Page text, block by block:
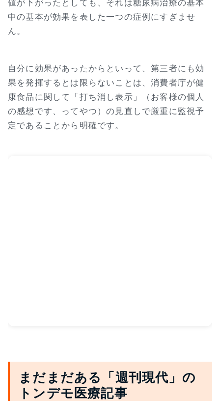
値が下がったとしても、それは糖尿病治療の基本
中の基本が効果を表した一つの症例にすぎませ
ん。
自分に効果があったからといって、第三者にも効
果を発揮するとは限らないことは、消費者庁が健
康食品に関して「打ち消し表示」（お客様の個人
の感想です、ってやつ）の見直しで厳重に監視予
定であることから明確です。
まだまだある「週刊現代」の
トンデモ医療記事